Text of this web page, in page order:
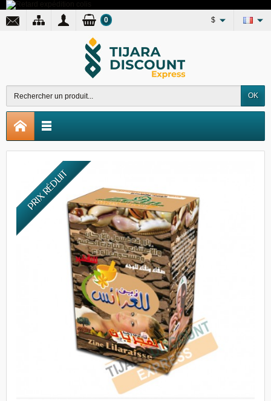
$
OK
0
PRIX RÉDUIT